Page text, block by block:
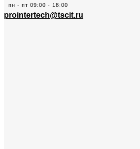
пн - пт 09:00 - 18:00
prointertech@tscit.ru